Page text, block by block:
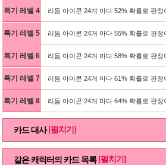
특기 레벨 4 리듬 아이콘 24개 마다 52% 확률로 판정
특기 레벨 5 리듬 아이콘 24개 마다 55% 확률로 판정
특기 레벨 6 리듬 아이콘 24개 마다 58% 확률로 판정
특기 레벨 7 리듬 아이콘 24개 마다 61% 확률로 판정
특기 레벨 8 리듬 아이콘 24개 마다 64% 확률로 판정
카드 대사 [펼치기]
같은 캐릭터의 카드 목록 [펼치기]